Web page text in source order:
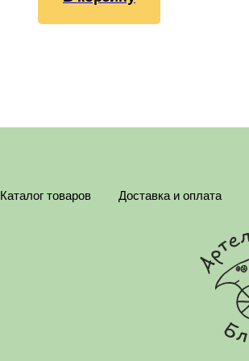
Каталог товаров Доставка и оплата